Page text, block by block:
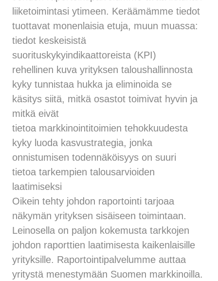
liiketoimintasi ytimeen. Keräämämme tiedot
tuottavat monenlaisia etuja, muun muassa:
tiedot keskeisistä
suorituskykyindikaattoreista (KPI)
rehellinen kuva yrityksen taloushallinnosta
kyky tunnistaa hukka ja eliminoida se
käsitys siitä, mitkä osastot toimivat hyvin ja
mitkä eivät
tietoa markkinointitoimien tehokkuudesta
kyky luoda kasvustrategia, jonka
onnistumisen todennäköisyys on suuri
tietoa tarkempien talousarvioiden
laatimiseksi
Oikein tehty johdon raportointi tarjoaa
näkymän yrityksen sisäiseen toimintaan.
Leinosella on paljon kokemusta tarkkojen
johdon raporttien laatimisesta kaikenlaisille
yrityksille. Raportointipalvelumme auttaa
yritystä menestymään Suomen markkinoilla.